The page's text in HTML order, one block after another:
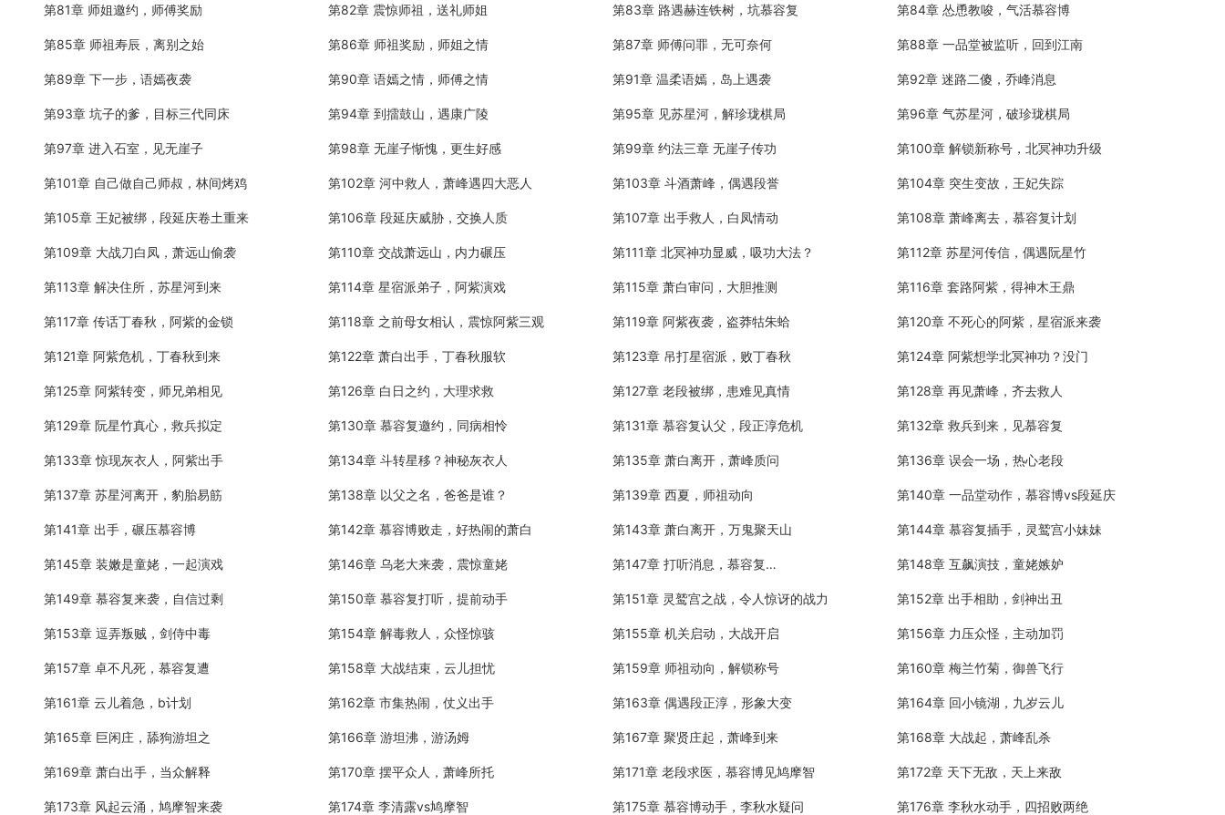
第81章 师姐邀约，师傅奖励 第82章 震惊师祖，送礼师姐 第83章 路遇赫连铁树，坑慕容复 第84章 怂恿教唆，气活慕容博
第85章 师祖寿辰，离别之始 第86章 师祖奖励，师姐之情 第87章 师傅问罪，无可奈何 第88章 一品堂被监听，回到江南
第89章 下一步，语嫣夜袭 第90章 语嫣之情，师傅之情 第91章 温柔语嫣，岛上遇袭 第92章 迷路二傻，乔峰消息
第93章 坑子的爹，目标三代同床 第94章 到擂鼓山，遇康广陵 第95章 见苏星河，解珍珑棋局 第96章 气苏星河，破珍珑棋局
第97章 进入石室，见无崖子 第98章 无崖子惭愧，更生好感 第99章 约法三章 无崖子传功 第100章 解锁新称号，北冥神功升级
第101章 自己做自己师叔，林间烤鸡 第102章 河中救人，萧峰遇四大恶人 第103章 斗酒萧峰，偶遇段誉 第104章 突生变故，王妃失踪
第105章 王妃被绑，段延庆卷土重来 第106章 段延庆威胁，交换人质 第107章 出手救人，白凤情动 第108章 萧峰离去，慕容复计划
第109章 大战刀白凤，萧远山偷袭 第110章 交战萧远山，内力碾压 第111章 北冥神功显威，吸功大法？ 第112章 苏星河传信，偶遇阮星竹
第113章 解决住所，苏星河到来 第114章 星宿派弟子，阿紫演戏 第115章 萧白审问，大胆推测 第116章 套路阿紫，得神木王鼎
第117章 传话丁春秋，阿紫的金锁 第118章 之前母女相认，震惊阿紫三观 第119章 阿紫夜袭，盗莽牯朱蛤 第120章 不死心的阿紫，星宿派来袭
第121章 阿紫危机，丁春秋到来 第122章 萧白出手，丁春秋服软 第123章 吊打星宿派，败丁春秋 第124章 阿紫想学北冥神功？没门
第125章 阿紫转变，师兄弟相见 第126章 白日之约，大理求救 第127章 老段被绑，患难见真情 第128章 再见萧峰，齐去救人
第129章 阮星竹真心，救兵拟定 第130章 慕容复邀约，同病相怜 第131章 慕容复认父，段正淳危机 第132章 救兵到来，见慕容复
第133章 惊现灰衣人，阿紫出手 第134章 斗转星移？神秘灰衣人 第135章 萧白离开，萧峰质问 第136章 误会一场，热心老段
第137章 苏星河离开，豹胎易筋 第138章 以父之名，爸爸是谁？ 第139章 西夏，师祖动向 第140章 一品堂动作，慕容博vs段延庆
第141章 出手，碾压慕容博 第142章 慕容博败走，好热闹的萧白 第143章 萧白离开，万鬼聚天山 第144章 慕容复插手，灵鹫宫小妹妹
第145章 装嫩是童姥，一起演戏 第146章 乌老大来袭，震惊童姥 第147章 打听消息，慕容复… 第148章 互飙演技，童姥嫉妒
第149章 慕容复来袭，自信过剩 第150章 慕容复打听，提前动手 第151章 灵鹫宫之战，令人惊讶的战力 第152章 出手相助，剑神出丑
第153章 逗弄叛贼，剑侍中毒 第154章 解毒救人，众怪惊骇 第155章 机关启动，大战开启 第156章 力压众怪，主动加罚
第157章 卓不凡死，慕容复遭 第158章 大战结束，云儿担忧 第159章 师祖动向，解锁称号 第160章 梅兰竹菊，御兽飞行
第161章 云儿着急，b计划 第162章 市集热闹，仗义出手 第163章 偶遇段正淳，形象大变 第164章 回小镜湖，九岁云儿
第165章 巨闲庄，舔狗游坦之 第166章 游坦沸，游汤姆 第167章 聚贤庄起，萧峰到来 第168章 大战起，萧峰乱杀
第169章 萧白出手，当众解释 第170章 摆平众人，萧峰所托 第171章 老段求医，慕容博见鸠摩智 第172章 天下无敌，天上来敌
第173章 风起云涌，鸠摩智来袭 第174章 李清露vs鸠摩智 第175章 慕容博动手，李秋水疑问 第176章 李秋水动手，四招败两绝